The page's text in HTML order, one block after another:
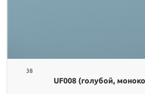
38
UF008 (голубой,